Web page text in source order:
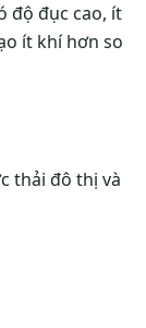
độ đục cao, ít
ít khí hơn so
thải đô thị và